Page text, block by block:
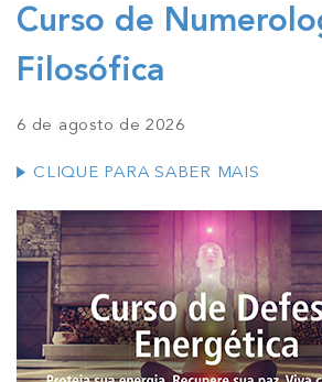
Curso de
Filosófica
6 de agosto de 2026
CLIQUE PARA SABER MAIS